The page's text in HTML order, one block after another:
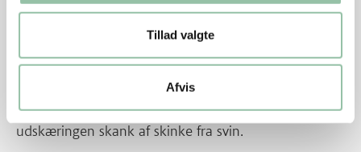
Tillad valgte
Afvis
kogestykke med ben - ribbenssteg.
Nu hedder det bov fra gris. Før hed udskæringen bov
Nu hedder det skank af skinke fra gris. Før hed
udskæringen skank af skinke fra svin.